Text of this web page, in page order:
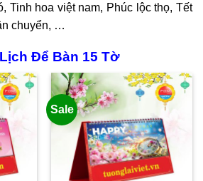
Tinh hoa việt nam, Phúc lộc thọ, Tết
chuyển, …
Để Bàn 15 Tờ
Sale